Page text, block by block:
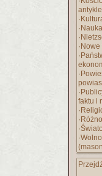
·
·
·
·
·
·
·
faktu i
·
·
·
·